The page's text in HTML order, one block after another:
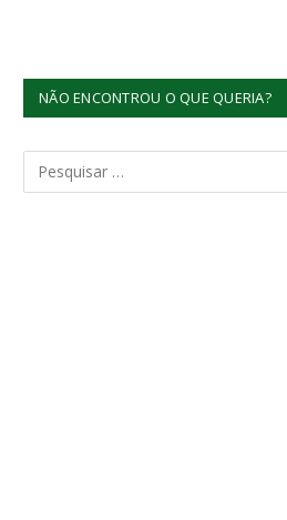
NÃO ENCONTROU O QUE QUERIA?